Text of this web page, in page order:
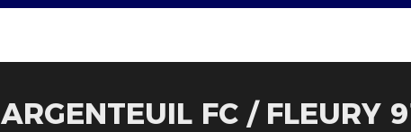
ARGENTEUIL FC / FLEURY